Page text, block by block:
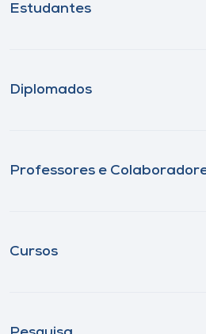
Estudantes
Diplomados
Professores e
Cursos